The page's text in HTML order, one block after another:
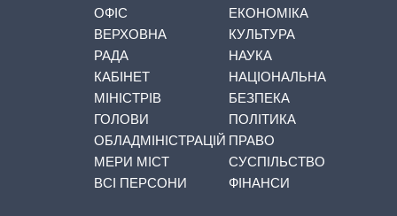
ОФІС
ВЕРХОВНА
РАДА
КАБІНЕТ
МІНІСТРІВ
ГОЛОВИ
ОБЛАДМІНІСТРАЦІЙ
МЕРИ МІСТ
ВСІ ПЕРСОНИ
ЕКОНОМІКА
КУЛЬТУРА
НАУКА
НАЦІОНАЛЬНА
БЕЗПЕКА
ПОЛІТИКА
ПРАВО
СУСПІЛЬСТВО
ФІНАНСИ